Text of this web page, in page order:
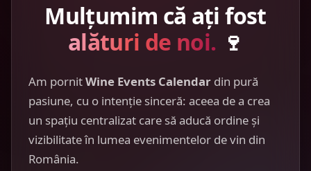
Mulțumim că ați fost
alături de noi. 🍷
Am pornitWine Events Calendar din pură
pasiune, cu o intenție sinceră: aceea de a crea
un spațiu centralizat care să aducă ordine și
vizibilitate în lumea evenimentelor de vin din
România.